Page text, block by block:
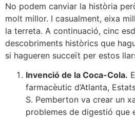
No podem canviar la història
molt millor. I casualment, eixa
la terreta. A continuació, cinc
descobriments històrics que
si hagueren succeït per estos
Invenció de la Coca-Cola.
farmacèutic d’Atlanta,
S. Pemberton va crear un
problemes de digestió que